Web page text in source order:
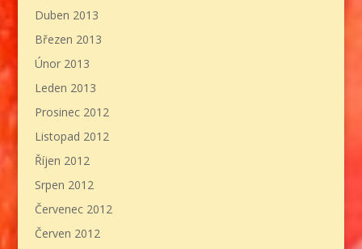
Duben 2013
Březen 2013
Únor 2013
Leden 2013
Prosinec 2012
Listopad 2012
Říjen 2012
Srpen 2012
Červenec 2012
Červen 2012